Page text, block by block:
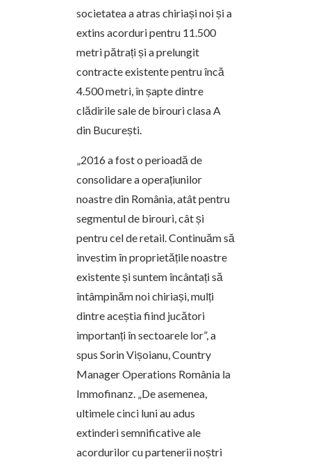
societatea a atras chiriași noi și a
extins acorduri pentru 11.500
metri pătrați și a prelungit
contracte existente pentru încă
4.500 metri, în șapte dintre
clădirile sale de birouri clasa A
din București.
„2016 a fost o perioadă de
consolidare a operațiunilor
noastre din România, atât pentru
segmentul de birouri, cât și
pentru cel de retail. Continuăm să
investim în proprietățile noastre
existente și suntem încântați să
întâmpinăm noi chiriași, mulți
dintre aceștia fiind jucători
importanți în sectoarele lor”, a
spus Sorin Vișoianu, Country
Manager Operations România la
Immofinanz. „De asemenea,
ultimele cinci luni au adus
extinderi semnificative ale
acordurilor cu partenerii noștri